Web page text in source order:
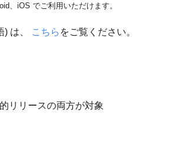
、iOS でご利用いただけます。
) は、 こちら をご覧ください。
的リリースの両方が対象